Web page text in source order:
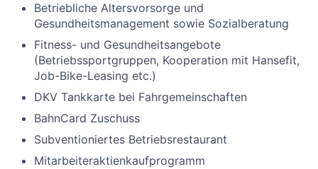
Betriebliche Altersvorsorge und
Gesundheitsmanagement sowie Sozialberatung
Fitness- und Gesundheitsangebote
(Betriebssportgruppen, Kooperation mit Hansefit,
Job-Bike-Leasing etc.)
DKV Tankkarte bei Fahrgemeinschaften
BahnCard Zuschuss
Subventioniertes Betriebsrestaurant
Mitarbeiteraktienkaufprogramm